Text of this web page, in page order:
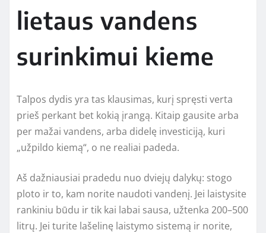
lietaus vandens
surinkimui kieme
Talpos dydis yra tas klausimas, kurį spręsti verta
prieš perkant bet kokią įrangą. Kitaip gausite arba
per mažai vandens, arba didelę investiciją, kuri
„užpildo kiemą“, o ne realiai padeda.
Aš dažniausiai pradedu nuo dviejų dalykų: stogo
ploto ir to, kam norite naudoti vandenį. Jei laistysite
rankiniu būdu ir tik kai labai sausa, užtenka 200–500
litrų. Jei turite lašelinę laistymo sistemą ir norite,